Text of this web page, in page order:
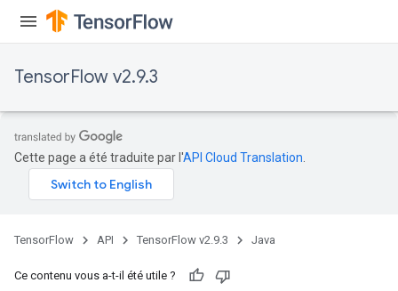
TensorFlow v2.9.3
Cette page a été traduite par l'API Cloud Translation
TensorFlow API TensorFlow v2.9.3 Java
Ce contenu vous a-t-il été utile ?